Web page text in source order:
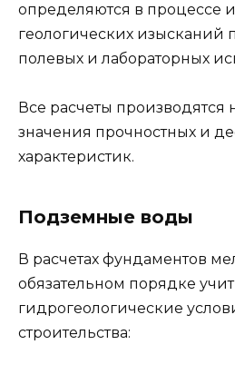
определяются в процессе
геологических изысканий
полевых и лабораторных
Все расчеты производятся
значения прочностных и
характеристик.
Подземные воды
В расчетах фундаментов
обязательном порядке
гидрогеологические
строительства: